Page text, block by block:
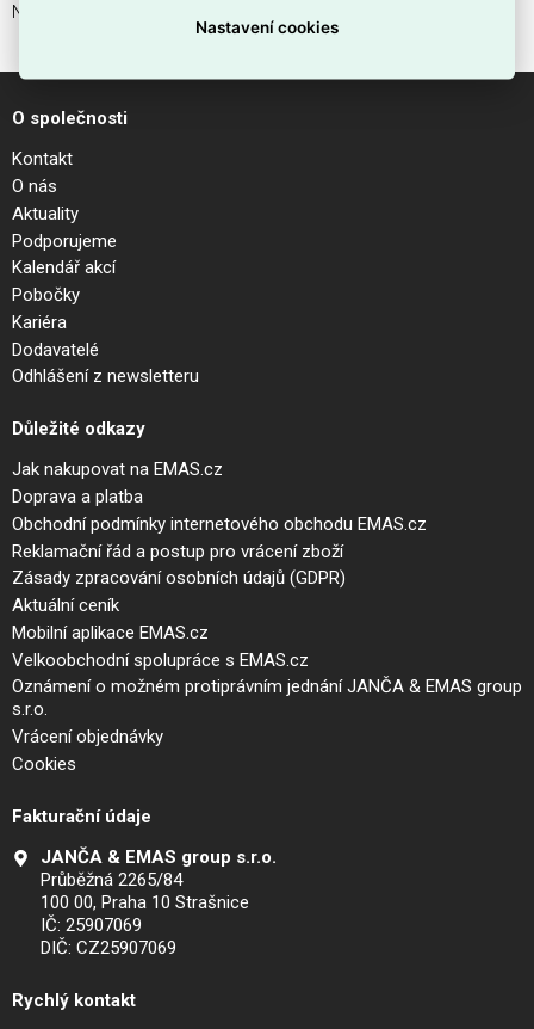
NITRO PL 25W ROUND BIANCO
O společnosti
Kontakt
O nás
Aktuality
Podporujeme
Kalendář akcí
Pobočky
Kariéra
Dodavatelé
Odhlášení z newsletteru
Důležité odkazy
Jak nakupovat na EMAS.cz
Doprava a platba
Obchodní podmínky internetového obchodu EMAS.cz
Reklamační řád a postup pro vrácení zboží
Zásady zpracování osobních údajů (GDPR)
Aktuální ceník
Mobilní aplikace EMAS.cz
Velkoobchodní spolupráce s EMAS.cz
Oznámení o možném protiprávním jednání JANČA & EMAS group
s.r.o.
Vrácení objednávky
Cookies
Fakturační údaje
JANČA & EMAS group s.r.o.
Průběžná 2265/84
100 00, Praha 10 Strašnice
IČ: 25907069
DIČ: CZ25907069
Rychlý kontakt
Nastavení cookies